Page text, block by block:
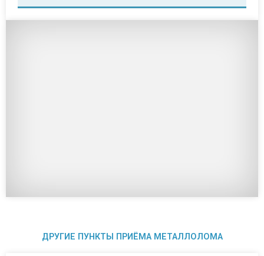
ДРУГИЕ ПУНКТЫ ПРИЁМА МЕТАЛЛОЛОМА